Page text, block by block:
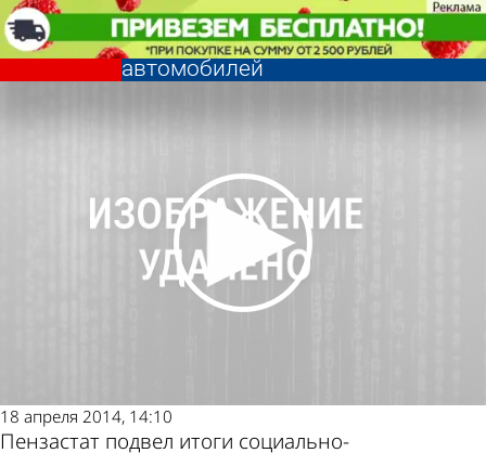
Пенза занимает четвертое место
в ПФО по количеству
автомобилей
Из жизни
18 апреля 2014, 14:10
Пензастат подвел итоги социально-
Пенза занимает четвертое место
Другие новости
по теме
Погода и курсы
валют в Пензе